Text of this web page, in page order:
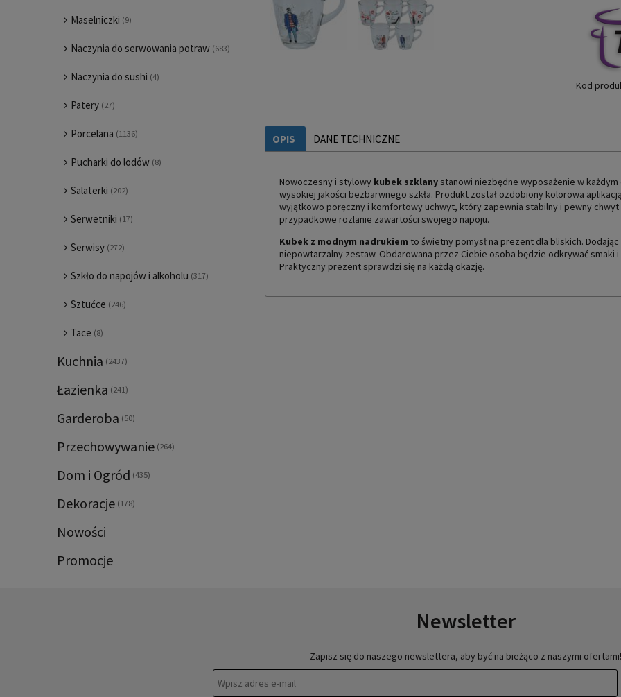
Maselniczki (9)
Naczynia do serwowania potraw (683)
Naczynia do sushi (4)
Patery (27)
Porcelana (1136)
Pucharki do lodów (8)
Salaterki (202)
Serwetniki (17)
Serwisy (272)
Szkło do napojów i alkoholu (317)
Sztućce (246)
Tace (8)
Kuchnia (2437)
Łazienka (241)
Garderoba (50)
Przechowywanie (264)
Dom i Ogród (435)
Dekoracje (178)
Nowości
Promocje
Kod
OPIS DANE TECHNICZNE
Nowoczesny i stylowy kubek szklany stanowi niezbędne wyposażenie w
wysokiej jakości bezbarwnego szkła. Produkt został ozdobiony kolorowa
wyjątkowo poręczny i komfortowy uchwyt, który zapewnia stabilny i pewny chwyt
przypadkowe rozlanie zawartości swojego napoju.
Kubek z modnym nadrukiem to świetny pomysł na prezent dla bliskich.
niepowtarzalny zestaw. Obdarowana przez Ciebie osoba będzie odkrywać smaki
Praktyczny prezent sprawdzi się na każdą okazję.
Newsletter
Zapisz się do naszego newslettera, aby być na bieżąco z naszymi ofertami!